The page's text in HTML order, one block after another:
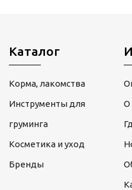
Каталог
Корма, лакомства
Инструменты для
груминга
Косметика и уход
Бренды
О